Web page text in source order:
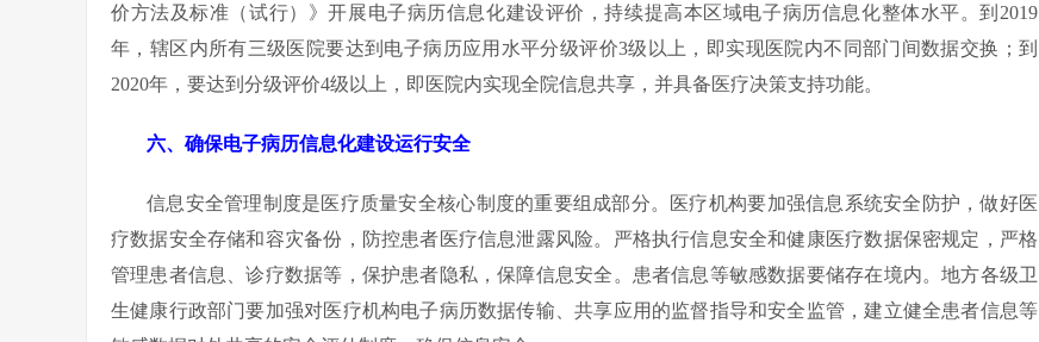
价方法及标准（试行）》开展电子病历信息化建设评价，持续提高本区域电子病历信息化整体水平。到2019
年，辖区内所有三级医院要达到电子病历应用水平分级评价3级以上，即实现医院内不同部门间数据交换；到
2020年，要达到分级评价4级以上，即医院内实现全院信息共享，并具备医疗决策支持功能。
六、确保电子病历信息化建设运行安全
信息安全管理制度是医疗质量安全核心制度的重要组成部分。医疗机构要加强信息系统安全防护，做好医
疗数据安全存储和容灾备份，防控患者医疗信息泄露风险。严格执行信息安全和健康医疗数据保密规定，严格
管理患者信息、诊疗数据等，保护患者隐私，保障信息安全。患者信息等敏感数据要储存在境内。地方各级卫
生健康行政部门要加强对医疗机构电子病历数据传输、共享应用的监督指导和安全监管，建立健全患者信息等